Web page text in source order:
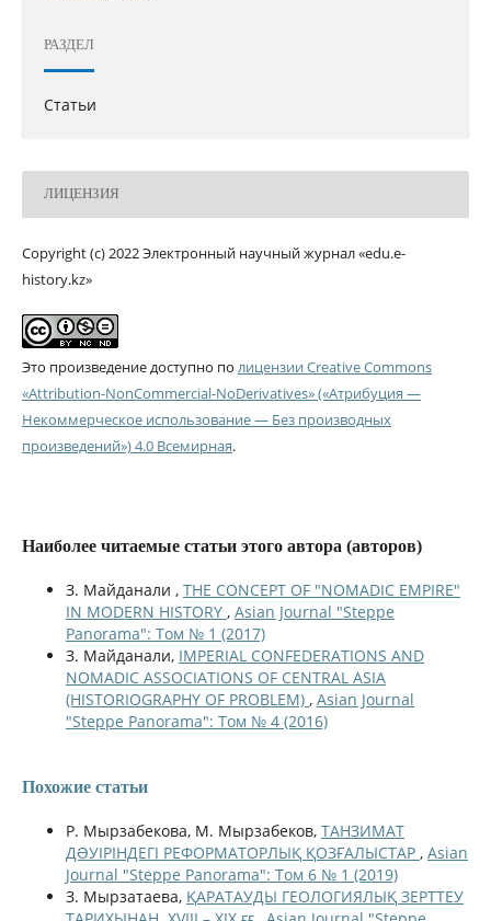
РАЗДЕЛ
Статьи
ЛИЦЕНЗИЯ
Copyright (c) 2022 Электронный научный журнал «edu.e-
history.kz»
Это произведение доступно по лицензии Creative Commons
«Attribution-NonCommercial-NoDerivatives» («Атрибуция —
Некоммерческое использование — Без производных
произведений») 4.0 Всемирная.
Наиболее читаемые статьи этого автора (авторов)
З. Майданали , THE CONCEPT OF "NOMADIC EMPIRE"
IN MODERN HISTORY , Asian Journal "Steppe
Panorama": Том № 1 (2017)
З. Майданали, IMPERIAL CONFEDERATIONS AND
NOMADIC ASSOCIATIONS OF CENTRAL ASIA
(HISTORIOGRAPHY OF PROBLEM) , Asian Journal
"Steppe Panorama": Том № 4 (2016)
Похожие статьи
Р. Мырзабекова, М. Мырзабеков, ТАНЗИМАТ
ДƏУІРІНДЕГІ РЕФОРМАТОРЛЫҚ ҚОЗҒАЛЫСТАР , Asian
Journal "Steppe Panorama": Том 6 № 1 (2019)
З. Мырзатаева, ҚАРАТАУДЫ ГЕОЛОГИЯЛЫҚ ЗЕРТТЕУ